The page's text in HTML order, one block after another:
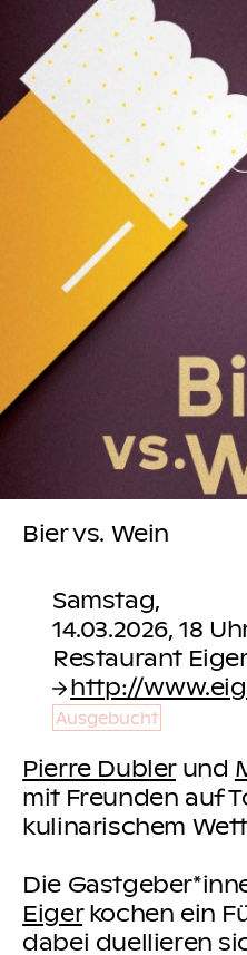
Bier vs. Wein
Samstag,
14.03.2026, 18
http://
Ausgebucht
Pierre Dublerund
mit Freunden auf
kulinarischem
Die
Eigerkochen ein
dabei duellieren